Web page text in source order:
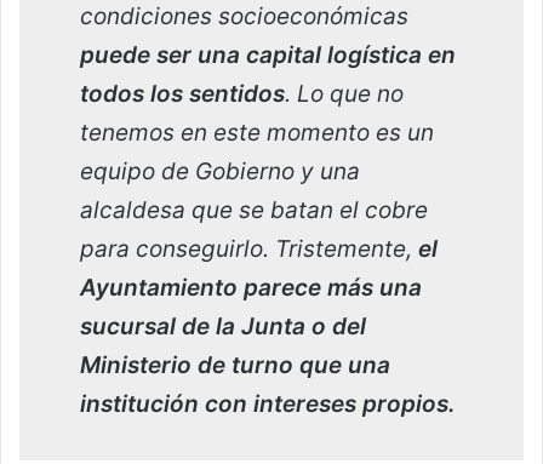
condiciones socioeconómicas
puede ser una capital logística en
todos los sentidos. Lo que no
tenemos en este momento es un
equipo de Gobierno y una
alcaldesa que se batan el cobre
para conseguirlo. Tristemente, el
Ayuntamiento parece más una
sucursal de la Junta o del
Ministerio de turno que una
institución con intereses propios.